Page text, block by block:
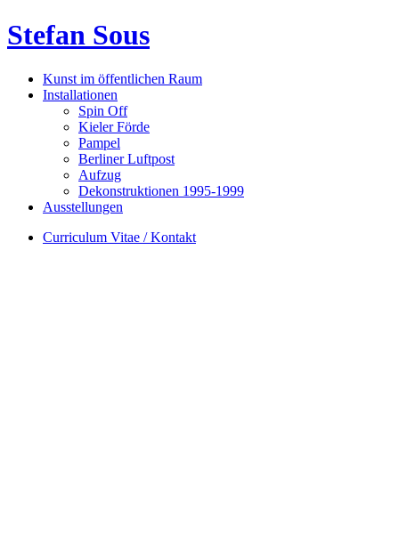
Stefan Sous
Kunst im öffentlichen Raum
Installationen
Spin Off
Kieler Förde
Pampel
Berliner Luftpost
Aufzug
Dekonstruktionen 1995-1999
Ausstellungen
Curriculum Vitae / Kontakt